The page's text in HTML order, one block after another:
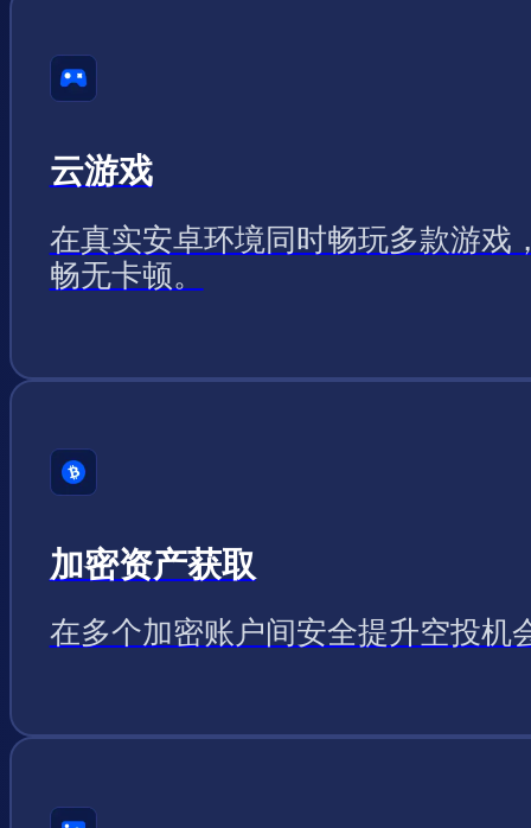
云游戏
在真实安卓环境同时畅玩多款游戏
畅无卡顿。
加密资产获取
在多个加密账户间安全提升空投机